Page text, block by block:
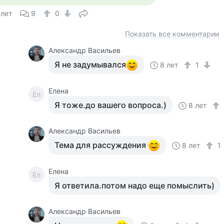
9 0
Показать все комментарии
Александр Васильев
Я не задумывался 8 лет 1
Ел Елена
Я тоже.до вашего вопроса.) 8 лет
Александр Васильев
Тема для рассуждения 8 лет 1
Ел Елена
Я ответила.потом надо еще помыслить)
Александр Васильев